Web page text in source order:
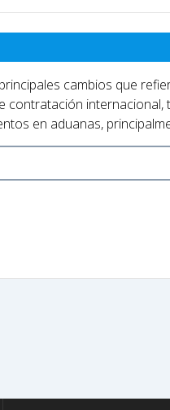
cambios que
contratación
en aduanas,